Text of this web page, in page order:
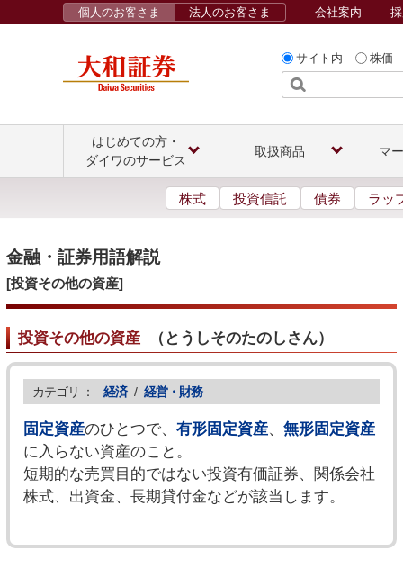
サイト内 株価
個人のお客さま 法人のお客さま 会社案内
はじめての方・
ダイワのサービス
取扱商品 マ
株式 投資信託 債券 ラッ
金融・証券用語解説
[投資その他の資産]
投資その他の資産（ とうしそのたのしさん）
カテゴリ ： 経済 / 経営・財務
固定資産のひとつで、 有形固定資産、 無形固定資産
に入らない資産のこと。
短期的な売買目的ではない投資有価証券、関係会社
株式、出資金、長期貸付金などが該当します。